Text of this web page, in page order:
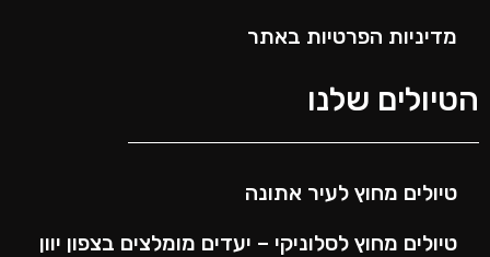
מדיניות הפרטיות באתר
הטיולים שלנו
טיולים מחוץ לעיר אתונה
טיולים מחוץ לסלוניקי – יעדים מומלצים בצפון יוון